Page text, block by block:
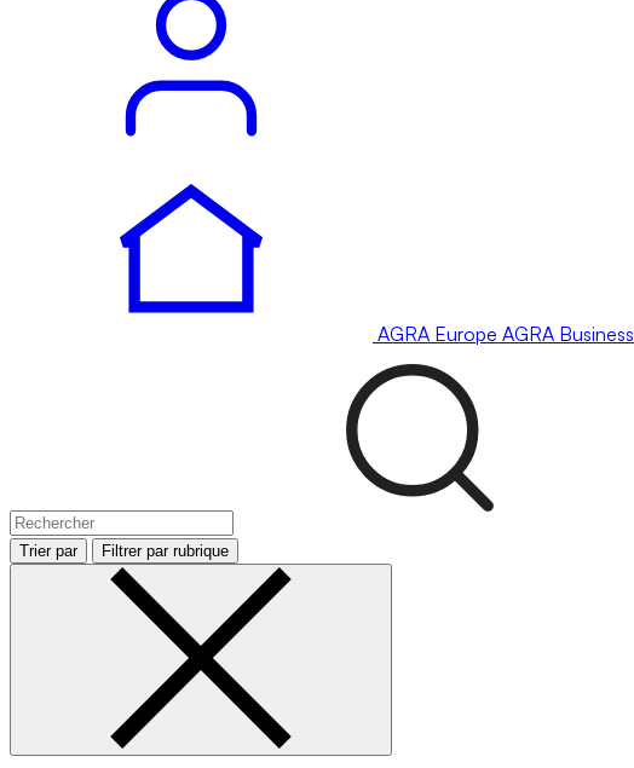
AGRA Europe AGRA Business
Trier par Filtrer par rubrique